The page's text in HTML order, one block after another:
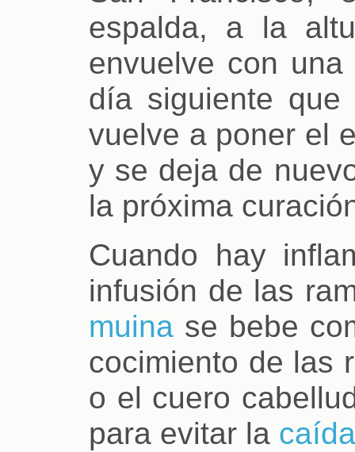
espalda, a la
envuelve con
día siguiente
vuelve a poner el
y se deja de
la próxima
Cuando hay
infusión de las
muina se bebe
cocimiento de las
o el cuero
para evitar la